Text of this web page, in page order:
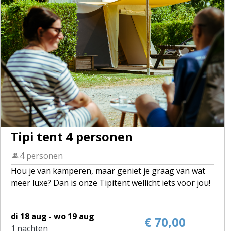
Tipi tent 4 personen
4 personen
Hou je van kamperen, maar geniet je graag van wat
meer luxe? Dan is onze Tipitent wellicht iets voor jou!
het domein zijn 2 tipi's te huur.
di 18 aug - wo 19 aug
1 nachten
€ 70,00